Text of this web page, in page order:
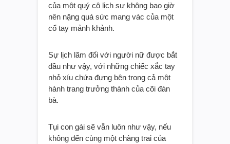
của một quý cô lịch sự không bao giờ
nên nặng quá sức mang vác của một
cổ tay mảnh khảnh.
Sự lịch lãm đối với người nữ được bắt
đầu như vậy, với những chiếc xắc tay
nhỏ xíu chứa đựng bên trong cả một
hành trang trưởng thành của cõi đàn
bà.
Tụi con gái sẽ vẫn luôn như vậy, nếu
không đến cùng một chàng trai của